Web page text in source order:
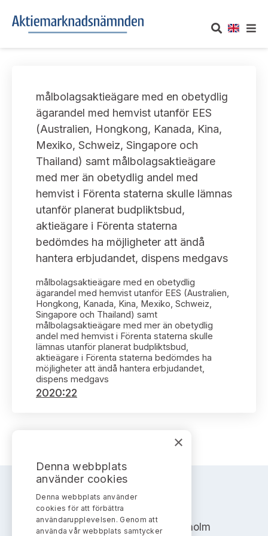
Om oss
Vårt uppdrag
Informationsgivning
Arbetssätt och jävsfrågor
Stadgar
Arbetsordning
Ledamöter
Huvudmän
Verksamhetsberättelser
Publikationer och anföranden
UTTALANDEN
Om nämndens uttalanden
Framställningar och konsultation
Uttalanden sorterade efter publiceringsdatum
Samtliga uttalanden sorterade årsvis
Uttalanden sorterade ämnesvis
Sök uttalanden
Avgifter
Prenumerera
TAKEOVER-REGLER
Takeover-regler för reglerade marknader och vissa
handelsplattformar
AKTUELLT
Nyheter och pressmeddelanden
Prenumerera
KONTAKT
Kontakt angående ansökningar och uttalanden
Kontakt administrativa ärenden
målbolagsaktieägare med en obetydlig
ägarandel med hemvist utanför EES
(Australien, Hongkong, Kanada, Kina,
Mexiko, Schweiz, Singapore och
Thailand) samt målbolagsaktieägare
med mer än obetydlig andel med
hemvist i Förenta staterna skulle lämnas
utanför planerat budpliktsbud,
aktieägare i Förenta staterna
bedömdes ha möjligheter att ändå
hantera erbjudandet, dispens medgavs
målbolagsaktieägare med en obetydlig
ägarandel med hemvist utanför EES (Australien,
Hongkong, Kanada, Kina, Mexiko, Schweiz,
Singapore och Thailand) samt
målbolagsaktieägare med mer än obetydlig
andel med hemvist i Förenta staterna skulle
lämnas utanför planerat budpliktsbud,
aktieägare i Förenta staterna bedömdes ha
möjligheter att ändå hantera erbjudandet,
dispens medgavs
2020:22
AKTIEMARKNADSNÄMNDEN
Address: Box 7354, 103 90 Stockholm
×
Denna webbplats
använder cookies
Denna webbplats använder
cookies för att förbättra
användarupplevelsen. Genom att
använda vår webbplats samtycker